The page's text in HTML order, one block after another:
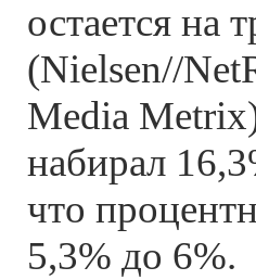
остается на
(Nielsen//
Media
набирал
что
5,3% до 6%.